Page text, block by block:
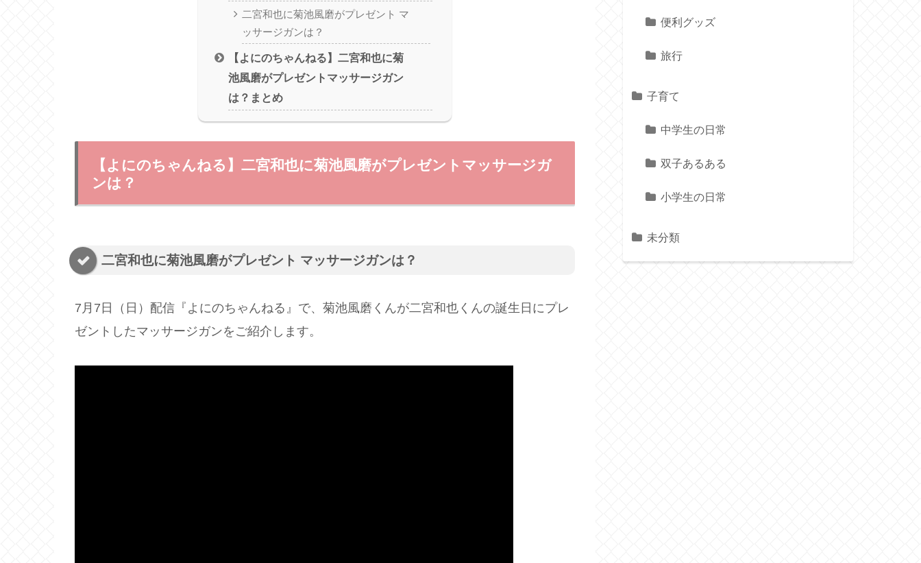
二宮和也に菊池風磨がプレゼント マ
ッサージガンは？
【よにのちゃんねる】二宮和也に菊
池風磨がプレゼントマッサージガン
は？まとめ
【よにのちゃんねる】二宮和也に菊池風磨がプレゼントマッサージガ
ンは？
二宮和也に菊池風磨がプレゼント マッサージガンは？
7月7日（日）配信『よにのちゃんねる』で、菊池風磨くんが二宮和也くんの誕生日にプレ
ゼントしたマッサージガンをご紹介します。
便利グッズ
旅行
子育て
中学生の日常
双子あるある
小学生の日常
未分類